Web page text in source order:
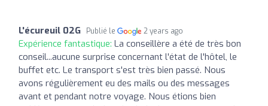
L'écureuil 02G Publié le 2 years ago
Expérience fantastique: La conseillère a été de très bon
conseil...aucune surprise concernant l'état de l'hôtel, le
buffet etc. Le transport s'est très bien passé. Nous
avons régulièrement eu des mails ou des messages
avant et pendant notre voyage. Nous étions bien